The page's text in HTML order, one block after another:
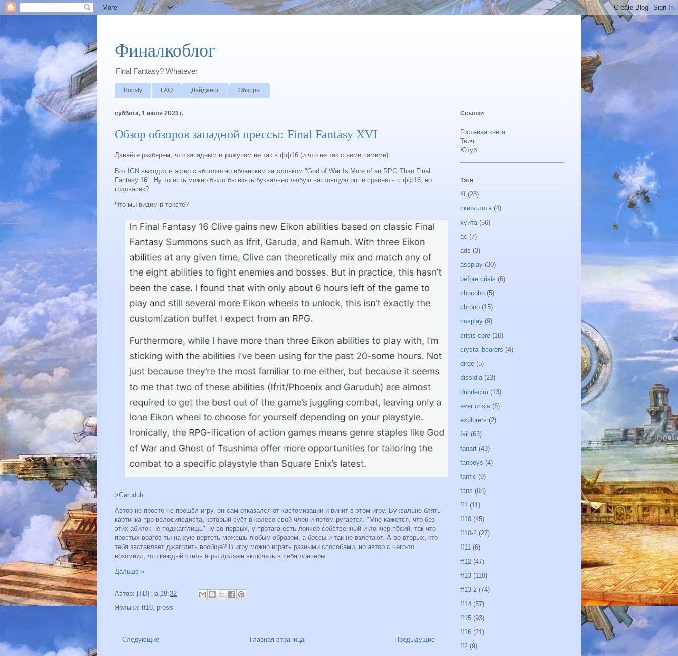
Финалкоблог
Final Fantasy? Whatever
Boosty FAQ Дайджест Обзоры
суббота, 1 июля 2023 г.
Обзор обзоров западной прессы: Final Fantasy XVI
Давайте разберем, что западным игрожурам не так в фф16 (и что не так с ними самими).
Вот IGN выходит в эфир с абсолютно ебланским заголовком "God of War Is More of an RPG Than Final
Fantasy 16". Ну то есть можно было бы взять буквально любую настоящую рпг и сравнить с фф16, но
годовасик?
Что мы видим в тексте?
>Garuduh
Автор не просто не прошёл игру, он сам отказался от кастомизации и винит в этом игру. Буквально блять
картинка про велосипедиста, который суёт в колесо свой член и потом ругается. "Мне кажется, что без
этих абилок не поджагглишь" ну во-первых, у протага есть лончер собственный и лончер пёсий, так что
простых врагов ты на хую вертеть можешь любым образом, а боссы и так не взлетают. А во-вторых, кто
тебя заставляет джагглить вообще? В игру можно играть разными способами, но автор с чего-то
возомнил, что каждый стиль игры должен включать в себя лончеры.
Дальше »
Автор: [TD] на 18:32
Ярлыки: ff16, press
Следующие Предыдущие
Главная страница
Ссылки
Гостевая книга
Твич
Ютуб
Тэги
4f (28)
скволлота (4)
хуита (56)
ac (7)
ads (3)
assplay (30)
before crisis (6)
chocobo (5)
chrono (15)
cosplay (9)
crisis core (16)
crystal bearers (4)
dirge (5)
dissidia (23)
duodecim (13)
ever crisis (6)
explorers (2)
fail (63)
fanart (43)
fanboys (4)
fanfic (9)
fans (68)
ff1 (11)
ff10 (45)
ff10-2 (27)
ff11 (6)
ff12 (47)
ff13 (118)
ff13-2 (74)
ff14 (57)
ff15 (93)
ff16 (21)
ff2 (9)